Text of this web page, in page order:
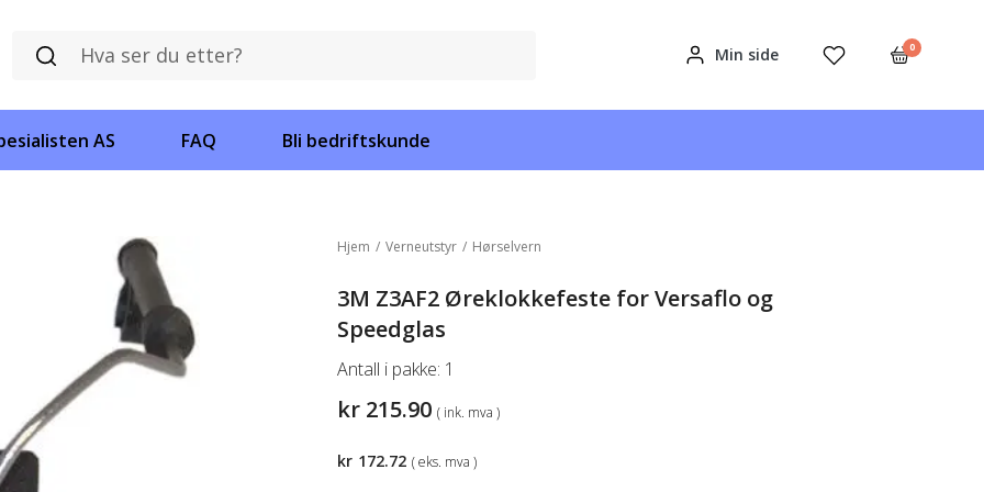
Min side 0
AS FAQ Bli bedriftskunde
Hjem / Verneutstyr / Hørselvern
3M Z3AF2 Øreklokkefeste for Versaflo og
Speedglas
kr 215.90 ( ink. mva )
Antall i pakke: 1
kr 172.72 ( eks. mva )